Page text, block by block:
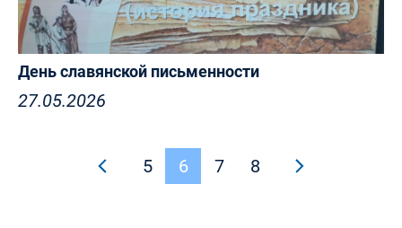
День славянской письменности
27.05.2026
5 6 7 8